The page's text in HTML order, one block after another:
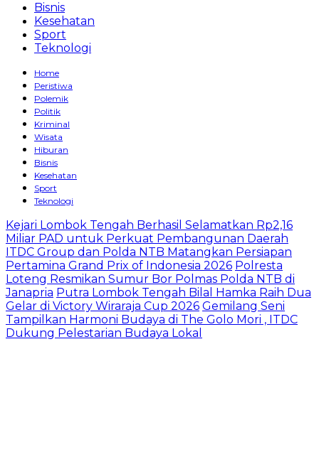
Bisnis
Kesehatan
Sport
Teknologi
Home
Peristiwa
Polemik
Politik
Kriminal
Wisata
Hiburan
Bisnis
Kesehatan
Sport
Teknologi
Kejari Lombok Tengah Berhasil Selamatkan Rp2,16
Miliar PAD untuk Perkuat Pembangunan Daerah
ITDC Group dan Polda NTB Matangkan Persiapan
Pertamina Grand Prix of Indonesia 2026 Polresta
Loteng Resmikan Sumur Bor Polmas Polda NTB di
Janapria Putra Lombok Tengah Bilal Hamka Raih Dua
Gelar di Victory Wiraraja Cup 2026 Gemilang Seni
Tampilkan Harmoni Budaya di The Golo Mori , ITDC
Dukung Pelestarian Budaya Lokal